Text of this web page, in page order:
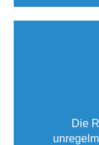
Die